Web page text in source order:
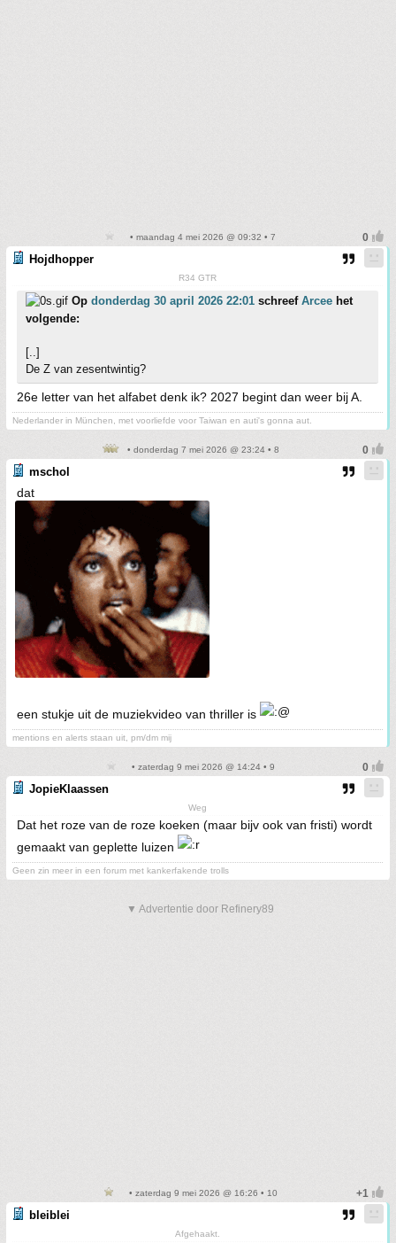
• maandag 4 mei 2026 @ 09:32 • 7
Hojdhopper
R34 GTR
Op donderdag 30 april 2026 22:01 schreef Arcee het
volgende:
[..]
De Z van zesentwintig?
26e letter van het alfabet denk ik? 2027 begint dan weer bij A.
Nederlander in München, met voorliefde voor Taiwan en auti's gonna aut.
• donderdag 7 mei 2026 @ 23:24 • 8
mschol
dat
een stukje uit de muziekvideo van thriller is
mentions en alerts staan uit, pm/dm mij
• zaterdag 9 mei 2026 @ 14:24 • 9
JopieKlaassen
Weg
Dat het roze van de roze koeken (maar bijv ook van fristi) wordt
gemaakt van geplette luizen
Geen zin meer in een forum met kankerfakende trolls
▼ Advertentie door Refinery89
• zaterdag 9 mei 2026 @ 16:26 • 10
bleiblei
Afgehaakt.